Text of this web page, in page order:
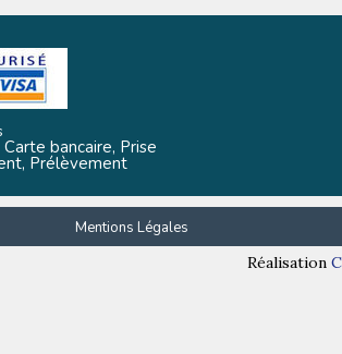
bancaire, Prise
Prélèvement
Mentions Légales
Réalisation